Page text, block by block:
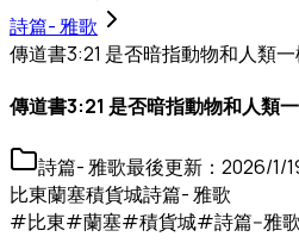
詩篇- 雅歌
傳道書3:21 是否暗指動物和人類
傳道書3:21 是否暗指動物和人類
詩篇- 雅歌最後更新： 2026/1/
比東蘭塞積貨城詩篇- 雅歌
#比東#蘭塞#積貨城#詩篇--雅歌